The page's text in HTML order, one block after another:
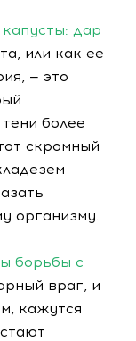
дар
или как ее
— это
более
скромный
организму.
борьбы с
враг, и
кажутся